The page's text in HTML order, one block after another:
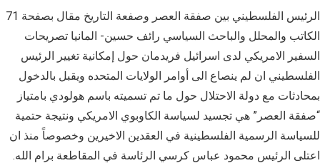
الرئيس الفلسطيني بين صفقة العصر وصفعة التاريخ مقال بصفحة 71
الكاتب والمحلل والباحث السياسي رائف حسين- المانيا تصريحات
السفير الامريكي لدى اسرائيل فريدمان حول إمكانية تغيير الرئيس
الفلسطيني ان لم ينصاع الى أوامر الولايات المتحده ويقبل بالدخول
بمحادثات مع دولة الاحتلال حول ما تم تسميته باسم هولودي بامتياز
“صفقة العصر” هي تجسيد لسياسة الكاوبوي الامريكي ونتيجة حتمية
للسياسة الرسمية الفلسطينية في العقدين الاخيرين وخصوصاً منذ ان
اعتلى الرئيس محمود عباس كرسي الرئاسة في المقاطعة برام الله.